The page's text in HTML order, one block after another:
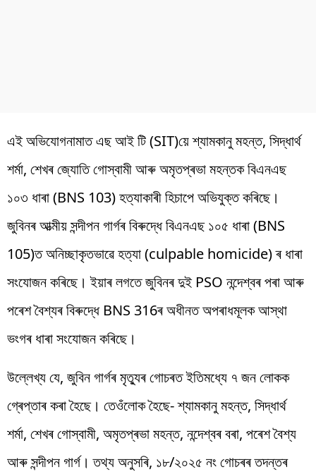
এই অভিযোগনামাত এছ আই টি (SIT)য়ে শ্যামকানু মহন্ত, সিদ্ধাৰ্থ
শৰ্মা, শেখৰ জ্যোতি গোস্বামী আৰু অমৃতপ্ৰভা মহন্তক বিএনএছ
১০৩ ধাৰা (BNS 103) হত্যাকাৰী হিচাপে অভিযুক্ত কৰিছে।
জুবিনৰ আত্মীয় সন্দীপন গাৰ্গৰ বিৰুদ্ধে বিএনএছ ১০৫ ধাৰা (BNS
105)ত অনিচ্ছাকৃতভাৱে হত্যা (culpable homicide) ৰ ধাৰা
সংযোজন কৰিছে। ইয়াৰ লগতে জুবিনৰ দুই PSO নন্দেশ্বৰ পৰা আৰু
পৰেশ বৈশ্যৰ বিৰুদ্ধে BNS 316ৰ অধীনত অপৰাধমূলক আস্থা
ভংগৰ ধাৰা সংযোজন কৰিছে।
উল্লেখ্য যে, জুবিন গাৰ্গৰ মৃত্যুৰ গোচৰত ইতিমধ্যে ৭ জন লোকক
গ্ৰেপ্তাৰ কৰা হৈছে। তেওঁলোক হৈছে- শ্যামকানু মহন্ত, সিদ্ধাৰ্থ
শৰ্মা, শেখৰ গোস্বামী, অমৃতপ্ৰভা মহন্ত, নন্দেশ্বৰ বৰা, পৰেশ বৈশ্য
আৰু সন্দীপন গাৰ্গ। তথ্য অনুসৰি, ১৮/২০২৫ নং গোচৰৰ তদন্তৰ